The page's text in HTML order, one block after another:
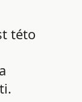
této